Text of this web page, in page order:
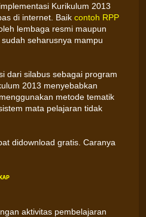
Kurikulum 2013
di internet. Baik contoh RPP
lembaga resmi maupun
seharusnya mampu
dari silabus sebagai program
2013 menyebabkan
metode tematik
mata pelajaran tidak
didownload gratis. Caranya
aktivitas pembelajaran